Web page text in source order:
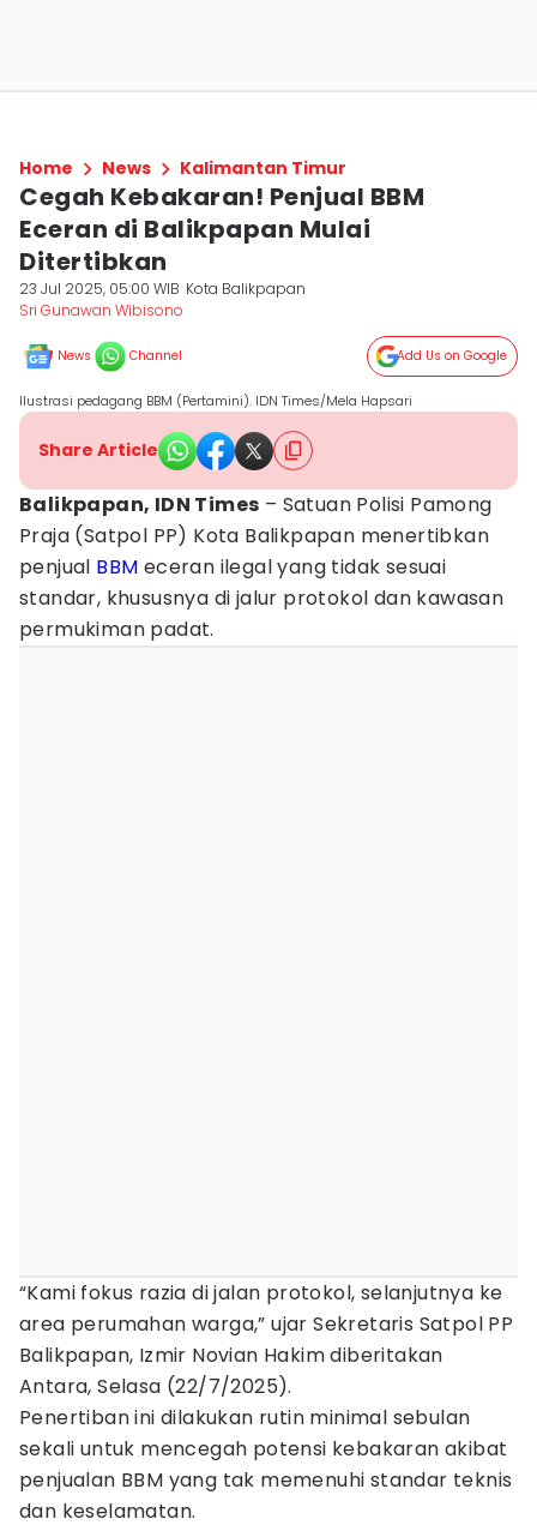
Home News Kalimantan Timur
Cegah Kebakaran! Penjual BBM
Eceran di Balikpapan Mulai
Ditertibkan
23 Jul 2025, 05:00 WIB Kota Balikpapan
Sri Gunawan Wibisono
News Channel Add Us on Google
Ilustrasi pedagang BBM (Pertamini). IDN Times/Mela Hapsari
Share Article
Balikpapan, IDN Times – Satuan Polisi Pamong
Praja (Satpol PP) Kota Balikpapan menertibkan
penjual BBM eceran ilegal yang tidak sesuai
standar, khususnya di jalur protokol dan kawasan
permukiman padat.
“Kami fokus razia di jalan protokol, selanjutnya ke
area perumahan warga,” ujar Sekretaris Satpol PP
Balikpapan, Izmir Novian Hakim diberitakan
Antara, Selasa (22/7/2025).
Penertiban ini dilakukan rutin minimal sebulan
sekali untuk mencegah potensi kebakaran akibat
penjualan BBM yang tak memenuhi standar teknis
dan keselamatan.